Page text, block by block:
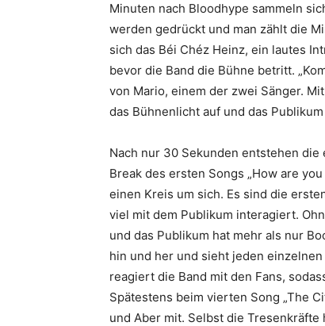
Minuten nach Bloodhype sammeln
werden gedrückt und man zählt die
sich das Béi Chéz Heinz, ein lautes
bevor die Band die Bühne betritt.
von Mario, einem der zwei Sänger.
das Bühnenlicht auf und das
Nach nur 30 Sekunden entstehen
Break des ersten Songs „How are
einen Kreis um sich. Es sind die
viel mit dem Publikum interagiert.
und das Publikum hat mehr als nur
hin und her und sieht jeden
reagiert die Band mit den Fans,
Spätestens beim vierten Song „The
und Aber mit. Selbst die